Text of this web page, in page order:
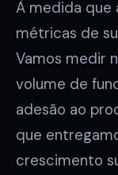
À medida que
métricas de
Vamos medir
volume de
adesão ao
que
crescimento